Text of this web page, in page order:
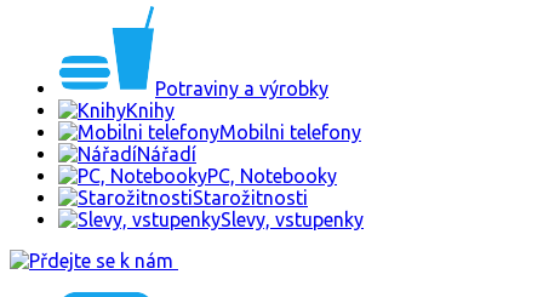
Potraviny a výrobky
Knihy
Mobilni telefony
Nářadí
PC, Notebooky
Starožitnosti
Slevy, vstupenky